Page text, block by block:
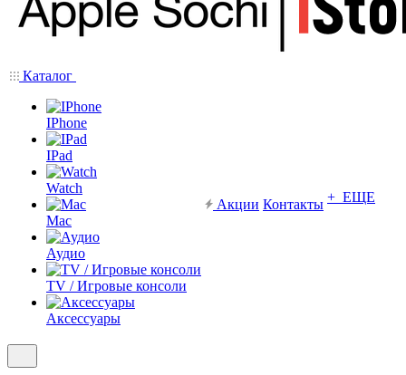
Каталог
IPhone
IPad
Watch
Mac
Аудио
TV / Игровые консоли
Аксессуары
Акции Контакты + ЕЩЕ